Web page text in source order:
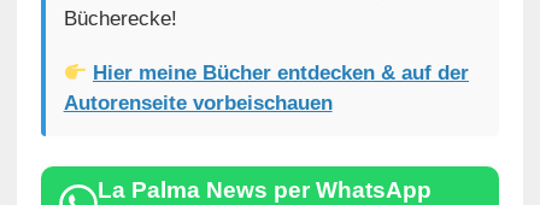
Bücherecke!
Hier meine Bücher entdecken & auf der
Autorenseite vorbeischauen
La Palma News per WhatsApp